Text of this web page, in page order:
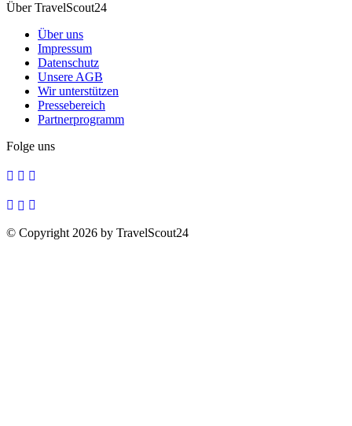
Über TravelScout24
Über uns
Impressum
Datenschutz
Unsere AGB
Wir unterstützen
Pressebereich
Partnerprogramm
Folge uns
© Copyright 2026 by TravelScout24